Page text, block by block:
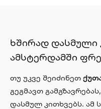
ხშირად დასმული
ამსტერდამში
თუ უკვე შეიძინეთ
გეგმავთ
დასმულ კითხვებს. ამ